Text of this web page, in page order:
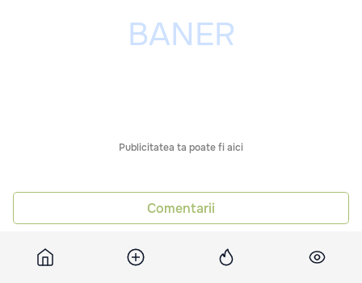
Publicitatea ta poate fi aici
Comentarii
Știri asemănătoare